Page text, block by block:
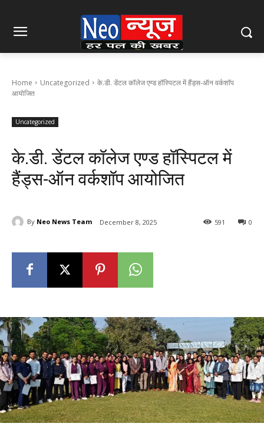
Home Uncategorized
के.डी. डेंटल कॉलेज एण्ड हॉस्पिटल में हैंड्स-ऑन वर्कशॉप
आयोजित
Uncategorized
के.डी. डेंटल कॉलेज एण्ड हॉस्पिटल में
हैंड्स-ऑन वर्कशॉप आयोजित
By Neo News Team December 8, 2025 0
591